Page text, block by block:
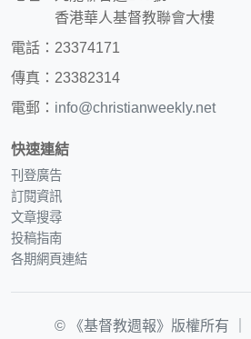
香港華人基督教聯會大樓
電話：23374171
傳真：23382314
電郵： info@christianweekly.net
快速連結
刊登廣告
訂閱資訊
文章搜尋
投稿指南
各期網頁連結
© 《基督教週報》版權所有 ｜